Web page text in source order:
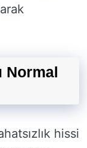
Normal
hissi